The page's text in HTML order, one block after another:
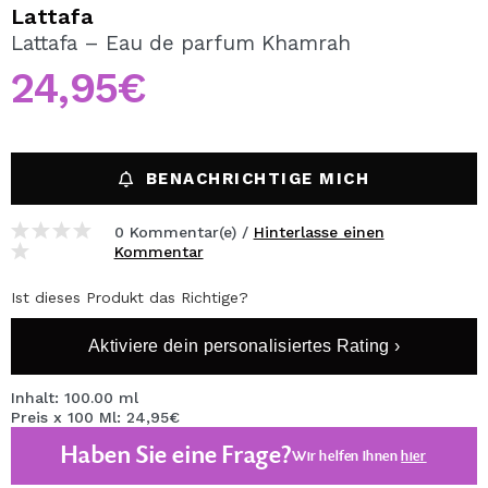
REGISTRIEREN
Durch die Erstellung eines Kontos bei Maquillalia.de
können Sie Ihre Einkäufe schnell tätigen, den Status Ihrer
Lattafa
Lattafa – Eau de parfum Khamrah
24,95€
BENACHRICHTIGE MICH
0 Kommentar(e) / Hinterlasse einen
Kommentar
Ist dieses Produkt das Richtige?
Aktiviere dein personalisiertes Rating ›
Inhalt: 100.00 ml
Preis x 100 Ml: 24,95€
Haben Sie eine Frage?Wir helfen Ihnenhier